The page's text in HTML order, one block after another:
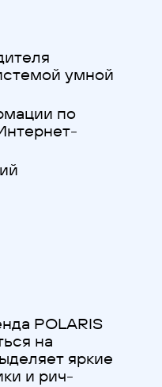
умной
по
POLARIS
на
яркие
и рич-